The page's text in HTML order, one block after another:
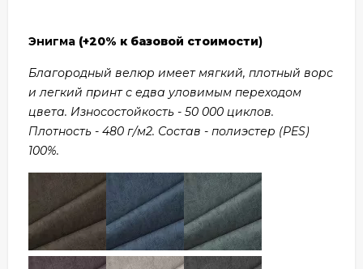
Энигма (+20% к базовой стоимости)
Благородный велюр имеет мягкий, плотный ворс
и легкий принт с едва уловимым переходом
цвета. Износостойкость - 50 000 циклов.
Плотность - 480 г/м2. Состав - полиэстер (PES)
100%.